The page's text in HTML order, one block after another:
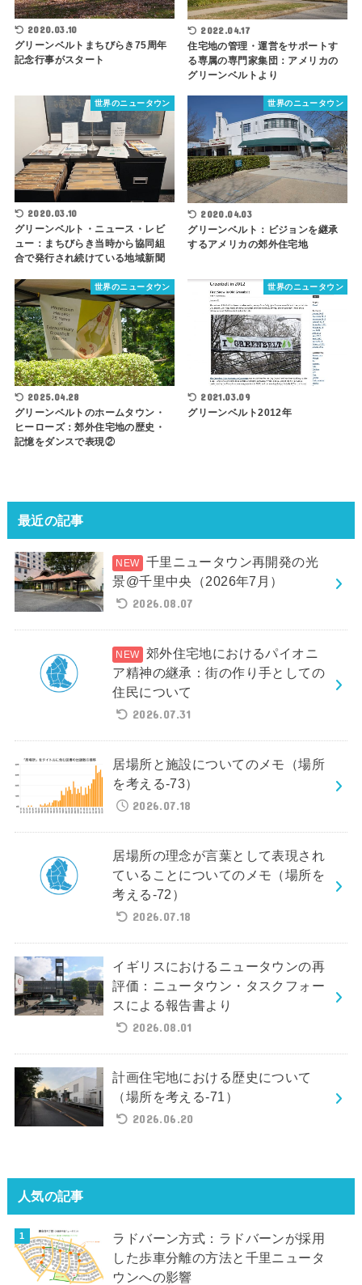
2020.03.10
グリーンベルトまちびらき75周年
記念行事がスタート
2022.04.17
住宅地の管理・運営をサポートす
る専属の専門家集団：アメリカの
グリーンベルトより
世界のニュータウン
2020.03.10
グリーンベルト・ニュース・レビ
ュー：まちびらき当時から協同組
合で発行され続けている地域新聞
世界のニュータウン
2020.04.03
グリーンベルト：ビジョンを継承
するアメリカの郊外住宅地
世界のニュータウン
2025.04.28
グリーンベルトのホームタウン・
ヒーローズ：郊外住宅地の歴史・
記憶をダンスで表現②
世界のニュータウン
2021.03.09
グリーンベルト2012年
最近の記事
千里ニュータウン再開発の光
景@千里中央（2026年7月）
2026.08.07
郊外住宅地におけるパイオニ
ア精神の継承：街の作り手としての
住民について
2026.07.31
居場所と施設についてのメモ（場所
を考える-73）
2026.07.18
居場所の理念が言葉として表現され
ていることについてのメモ（場所を
考える-72）
2026.07.18
イギリスにおけるニュータウンの再
評価：ニュータウン・タスクフォー
スによる報告書より
2026.08.01
計画住宅地における歴史について
（場所を考える-71）
2026.06.20
人気の記事
ラドバーン方式：ラドバーンが採用
した歩車分離の方法と千里ニュータ
ウンへの影響